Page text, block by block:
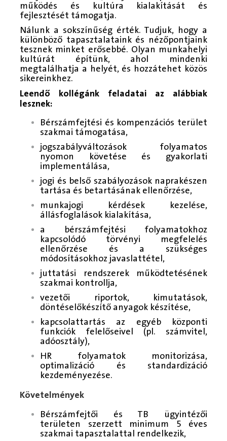
működés és kultúra kialakítását és
fejlesztését támogatja.
Nálunk a sokszínűség érték. Tudjuk, hogy a
különböző tapasztalataink és nézőpontjaink
tesznek minket erősebbé. Olyan munkahelyi
kultúrát építünk, ahol mindenki
megtalálhatja a helyét, és hozzátehet közös
sikereinkhez.
Leendő kollégánk feladatai az alábbiak
lesznek:
Bérszámfejtési és kompenzációs terület
szakmai támogatása,
jogszabályváltozások folyamatos
nyomon követése és gyakorlati
implementálása,
jogi és belső szabályozások naprakészen
tartása és betartásának ellenőrzése,
munkajogi kérdések kezelése,
állásfoglalások kialakítása,
a bérszámfejtési folyamatokhoz
kapcsolódó törvényi megfelelés
ellenőrzése és a szükséges
módosításokhoz javaslattétel,
juttatási rendszerek működtetésének
szakmai kontrollja,
vezetői riportok, kimutatások,
döntéselőkészítő anyagok készítése,
kapcsolattartás az egyéb központi
funkciók felelőseivel (pl. számvitel,
adóosztály),
HR folyamatok monitorizása,
optimalizáció és standardizáció
kezdeményezése.
Követelmények
Bérszámfejtői és TB ügyintézői
területen szerzett minimum 5 éves
szakmai tapasztalattal rendelkezik,